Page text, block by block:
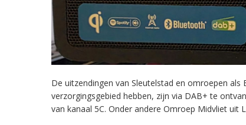
De uitzendingen van Sleutelstad en omroepen
verzorgingsgebied hebben, zijn via DAB+ te
van kanaal 5C. Onder andere Omroep Midvliet uit